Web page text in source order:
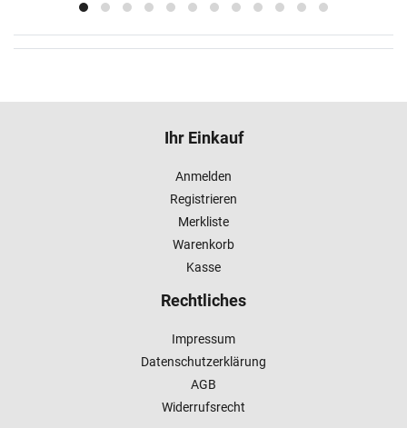
Ihr Einkauf
Anmelden
Registrieren
Merkliste
Warenkorb
Kasse
Rechtliches
Impressum
Datenschutzerklärung
AGB
Widerrufsrecht